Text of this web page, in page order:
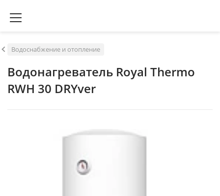
Водоснабжение и отопление
Водонагреватель Royal Thermo
RWH 30 DRYver